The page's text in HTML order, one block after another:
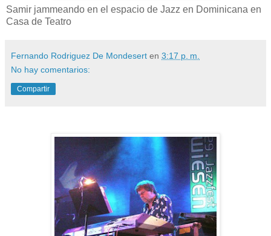
Samir jammeando en el espacio de Jazz en Dominicana en
Casa de Teatro
Fernando Rodriguez De Mondesert en 3:17 p. m.
No hay comentarios:
Compartir